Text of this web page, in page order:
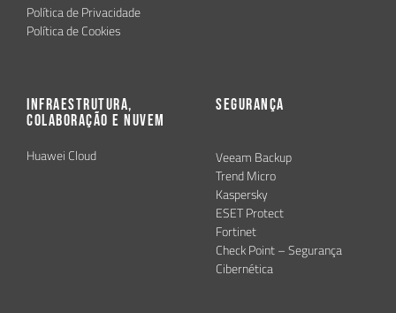
Política de Privacidade
Política de Cookies
Infraestrutura,
Colaboração e Nuvem
Huawei Cloud
Segurança
Veeam Backup
Trend Micro
Kaspersky
ESET Protect
Fortinet
Check Point – Segurança
Cibernética